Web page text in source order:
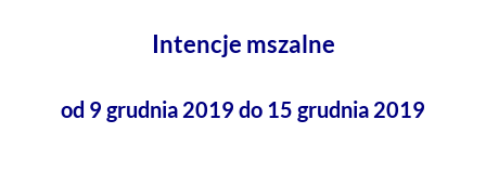
Intencje mszalne
od 9 grudnia 2019 do 15 grudnia 2019